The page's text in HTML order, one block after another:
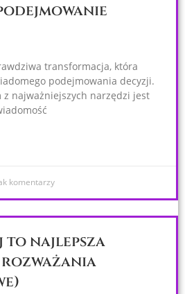
transformacja, która
podejmowania decyzji.
najważniejszych narzędzi jest
komentarzy
to najlepsza